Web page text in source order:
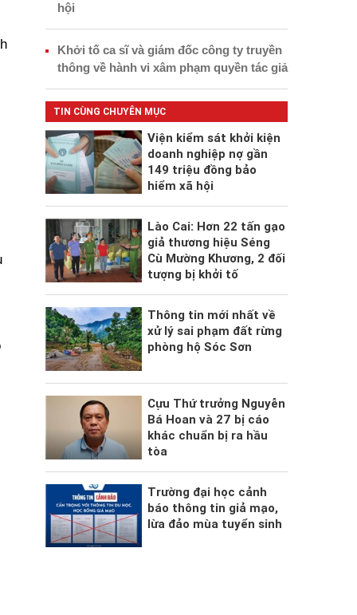
hội
Khởi tố ca sĩ và giám đốc công ty truyền
thông về hành vi xâm phạm quyền tác giả
TIN CÙNG CHUYÊN MỤC
Viện kiểm sát khởi kiện
doanh nghiệp nợ gần
149 triệu đồng bảo
hiểm xã hội
Lào Cai: Hơn 22 tấn gạo
giả thương hiệu Séng
Cù Mường Khương, 2 đối
tượng bị khởi tố
Thông tin mới nhất về
xử lý sai phạm đất rừng
phòng hộ Sóc Sơn
Cựu Thứ trưởng Nguyễn
Bá Hoan và 27 bị cáo
khác chuẩn bị ra hầu
tòa
Trường đại học cảnh
báo thông tin giả mạo,
lừa đảo mùa tuyển sinh